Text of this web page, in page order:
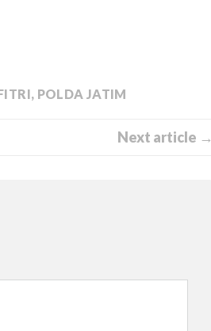
, POLDA JATIM
Next article →